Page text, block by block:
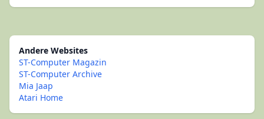
Andere Websites
ST-Computer Magazin
ST-Computer Archive
Mia Jaap
Atari Home